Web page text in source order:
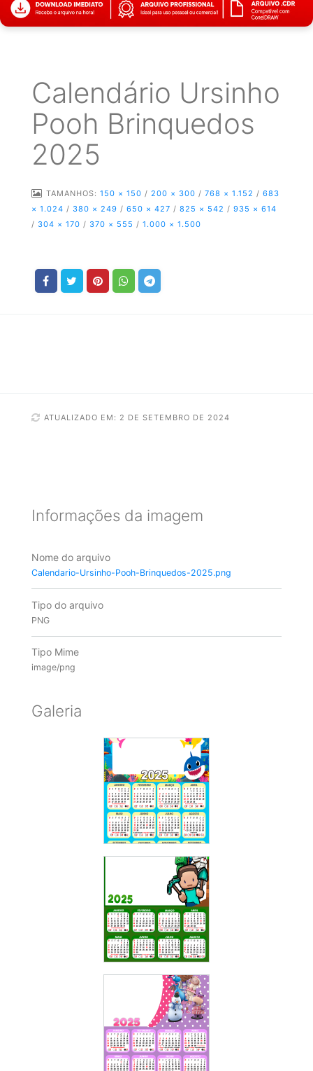
Calendário Ursinho
Pooh Brinquedos
2025
TAMANHOS: 150 × 150 / 200 × 300 / 768 × 1.152 / 683
× 1.024 / 380 × 249 / 650 × 427 / 825 × 542 / 935 × 614
/ 304 × 170 / 370 × 555 / 1.000 × 1.500
ATUALIZADO EM: 2 DE SETEMBRO DE 2024
Informações da imagem
Nome do arquivo
Calendario-Ursinho-Pooh-Brinquedos-2025.png
Tipo do arquivo
PNG
Tipo Mime
image/png
Galeria